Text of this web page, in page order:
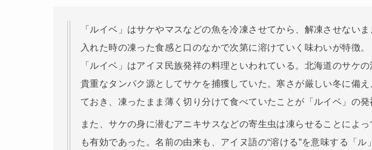
「ルイベ」はサケやマスなどの魚を冷凍させてから、解凍させない
入れた時の凍った食感と口のなかで次第に溶けていく味わいが特徴。
「ルイベ」はアイヌ民族発祥の料理といわれている。北海道のサケ
貴重なタンパク源としてサケを捕獲していた。寒さが厳しい冬に備
ておき、凍ったまま薄く切り分けて食べていたことが「ルイベ」の発
また、サケの身に潜むアニキサスなどの寄生虫は凍らせることによ
も有効であった。名前の由来も、アイヌ語の“溶ける”を意味する「ル